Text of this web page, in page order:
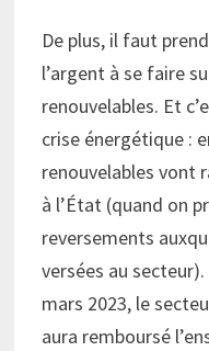
De plus, il faut
l’argent à se faire
renouvelables. Et
crise énergétique :
renouvelables vont
à l’État (quand on
reversements
versées au secteur).
mars 2023, le
aura remboursé